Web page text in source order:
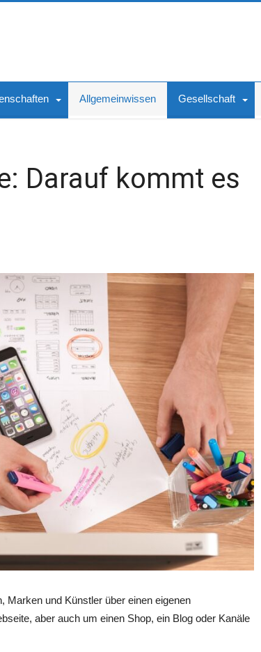
Allgemeinwissen Gesellschaft
Darauf kommt es
Marken und Künstler über einen eigenen
aber auch um einen Shop, ein Blog oder Kanäle